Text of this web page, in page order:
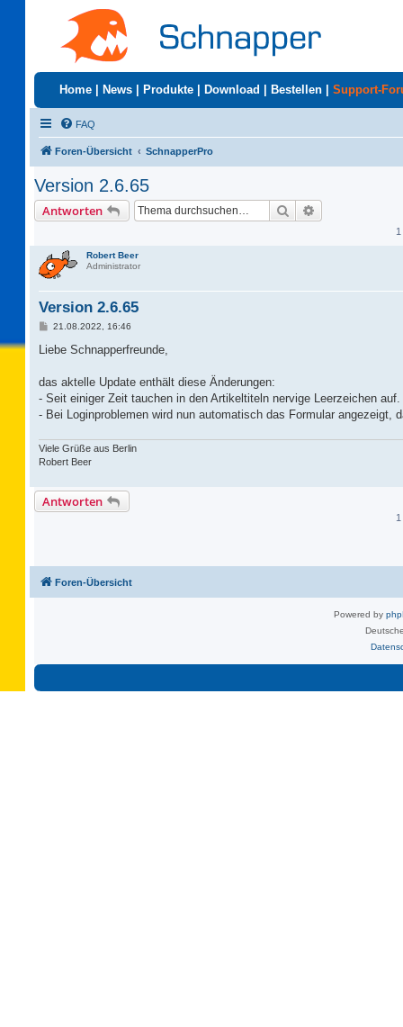
Home News Produkte Download Bestellen Support-
FAQ
Foren-Übersicht SchnapperPro
Version 2.6.65
Antworten Suche
Robert Beer
Administrator
Version 2.6.65
B
i
a
21.08.2022, 16:46
Liebe Schnapperfreunde,
das aktelle Update enthält diese Änderungen:
- Seit einiger Zeit tauchen in den Artikeltiteln nervige Leerzeichen
- Bei Loginproblemen wird nun automatisch das Formular
Viele Grüße aus Berlin
Robert Beer
Antworten
Foren-Übersicht
Powered by